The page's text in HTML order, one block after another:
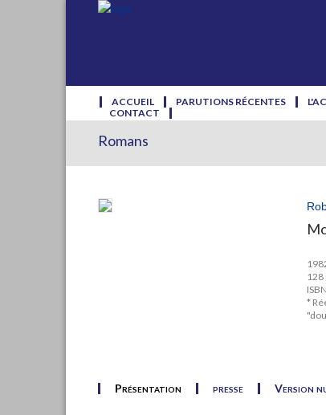
ACCUEIL PARUTIONS RÉCENTES
CONTACT
Romans
128
*
Présentation presse Version